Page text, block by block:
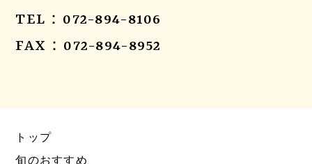
TEL：072-894-8106
FAX：072-894-8952
トップ
旬のおすすめ